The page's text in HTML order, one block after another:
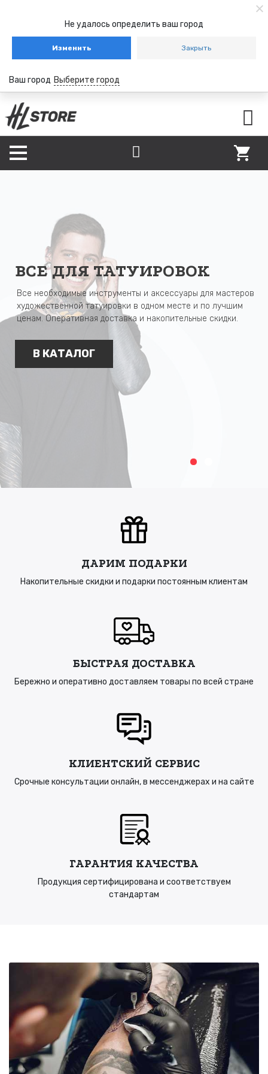
Не удалось определить ваш город
Изменить Закрыть
Ваш город Выберите город
ВСЕ ДЛЯ ТАТУИРОВОК
Все необходимые инструменты и аксессуары для мастеров
художественной татуировки в одном месте и по лучшим
ценам. Оперативная доставка и накопительные скидки.
В КАТАЛОГ
ДАРИМ ПОДАРКИ
Накопительные скидки и подарки постоянным клиентам
БЫСТРАЯ ДОСТАВКА
Бережно и оперативно доставляем товары по всей стране
КЛИЕНТСКИЙ СЕРВИС
Срочные консультации онлайн, в мессенджерах и на сайте
ГАРАНТИЯ КАЧЕСТВА
Продукция сертифицирована и соответствуем
стандартам